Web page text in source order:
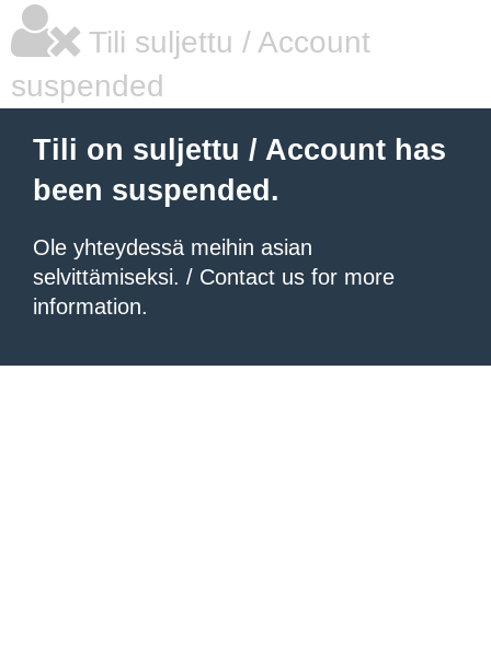
Tili suljettu / Account
suspended
Tili on suljettu / Account has
been suspended.
Ole yhteydessä meihin asian
selvittämiseksi. / Contact us for more
information.